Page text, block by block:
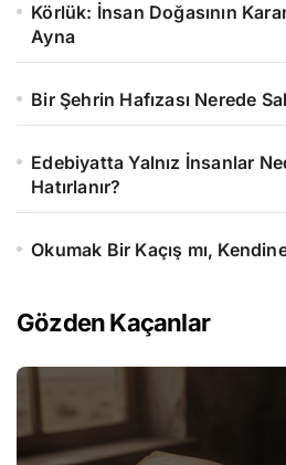
Körlük: İnsan Doğasının
Ayna
Bir Şehrin Hafızası Nerede
Edebiyatta Yalnız İnsanlar
Hatırlanır?
Okumak Bir Kaçış mı,
Gözden Kaçanlar